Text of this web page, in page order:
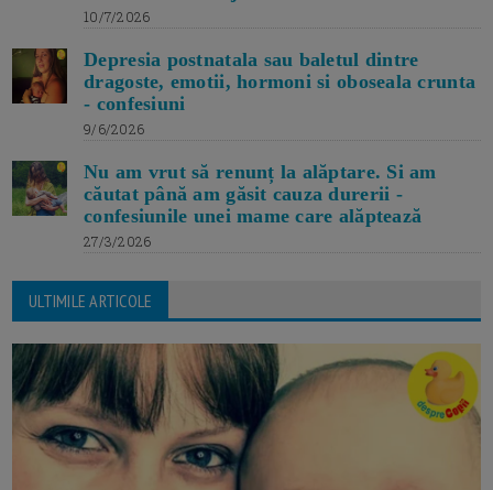
10/7/2026
Depresia postnatala sau baletul dintre
dragoste, emotii, hormoni si oboseala crunta
- confesiuni
9/6/2026
Nu am vrut să renunț la alăptare. Si am
căutat până am găsit cauza durerii -
confesiunile unei mame care alăptează
27/3/2026
ULTIMILE ARTICOLE